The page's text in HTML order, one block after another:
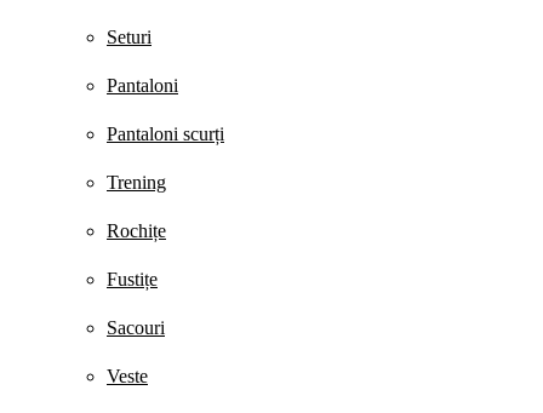
Seturi
Pantaloni
Pantaloni scurți
Trening
Rochițe
Fustițe
Sacouri
Veste